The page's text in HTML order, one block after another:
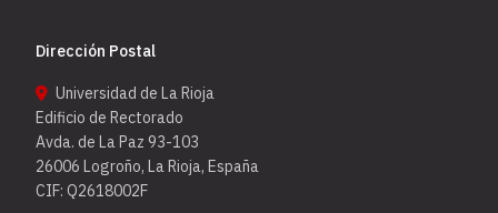
Dirección Postal
Universidad de La Rioja
Edificio de Rectorado
Avda. de La Paz 93-103
26006 Logroño, La Rioja, España
CIF: Q2618002F